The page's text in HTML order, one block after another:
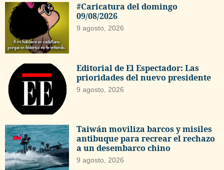
#Caricatura del domingo
09/08/2026
9 agosto, 2026
Editorial de El Espectador: Las
prioridades del nuevo presidente
9 agosto, 2026
Taiwán moviliza barcos y misiles
antibuque para recrear el rechazo
a un desembarco chino
9 agosto, 2026